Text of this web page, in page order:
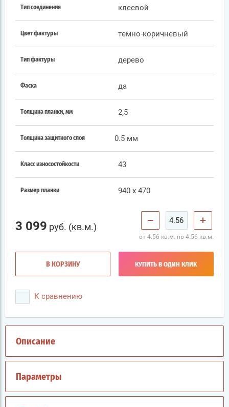
Тип соединения клеевой
Цвет фактуры темно-коричневый
Тип фактуры дерево
Фаска да
Толщина планки, мм 2,5
Толщина защитного слоя 0.5 мм
Класс износостойкости 43
Размер планки 940 x 470
3 099 руб. (кв.м.)
− +
от 4.56 кв.м. по 4.56 кв.м.
В КОРЗИНУ КУПИТЬ В ОДИН КЛИК
К сравнению
Описание
Параметры